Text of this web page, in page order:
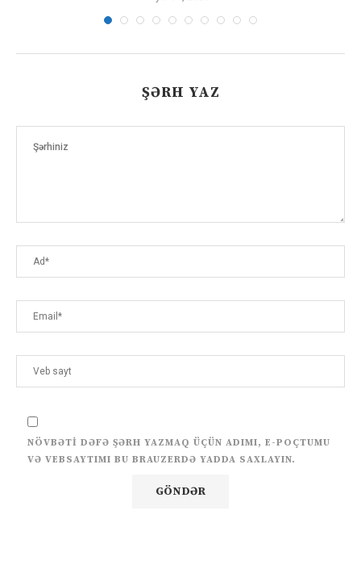
ŞƏRH YAZ
NÖVBƏTI DƏFƏ ŞƏRH YAZMAQ ÜÇÜN ADIMI, E-POÇTUMU
VƏ VEBSAYTIMI BU BRAUZERDƏ YADDA SAXLAYIN.